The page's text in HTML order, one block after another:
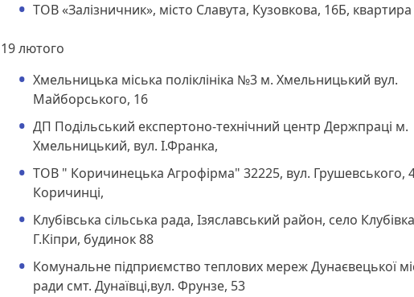
ТОВ «Залізничник», місто Славута, Кузовкова, 16Б,
19 лютого
Хмельницька міська поліклініка №3 м. Хмельницький вул.
Майборського, 16
ДП Подільський експертоно-технічний центр Держпраці м.
Хмельницький, вул. І.Франка,
ТОВ " Коричинецька Агрофірма" 32225, вул. Грушевського,
Коричинці,
Клубівська сільська рада, Ізяславський район, село
Г.Кіпри, будинок 88
Комунальне підприємство теплових мереж Дунаєвецької
ради смт. Дунаївці,вул. Фрунзе, 53